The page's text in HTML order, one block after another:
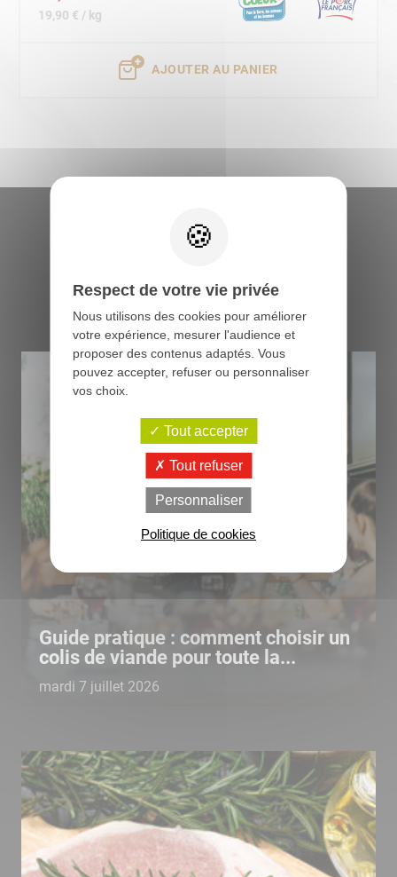
19,90 € / kg
AJOUTER AU PANIER
conseils du boucher
Guide pratique : comment choisir un
colis de viande pour toute la...
mardi 7 juillet 2026
Respect de votre vie privée
Nous utilisons des cookies pour améliorer
votre expérience, mesurer l'audience et
proposer des contenus adaptés. Vous
pouvez accepter, refuser ou personnaliser
vos choix.
Tout accepter
Tout refuser
Personnaliser
Politique de cookies